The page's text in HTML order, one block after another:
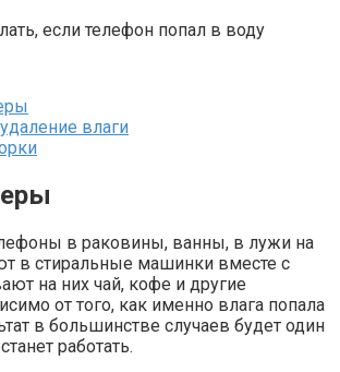
влаги
в раковины, ванны, в лужи на
в стиральные машинки вместе с
на них чай, кофе и другие
от того, как именно влага попала
в большинстве случаев будет один
работать.